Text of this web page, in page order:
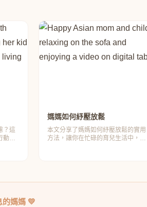
？這
計
媽媽如何紓壓放鬆
本文分享了媽媽如何紓壓放鬆的實用
方法，讓你在忙碌的育兒生活中，找
的媽媽 💛